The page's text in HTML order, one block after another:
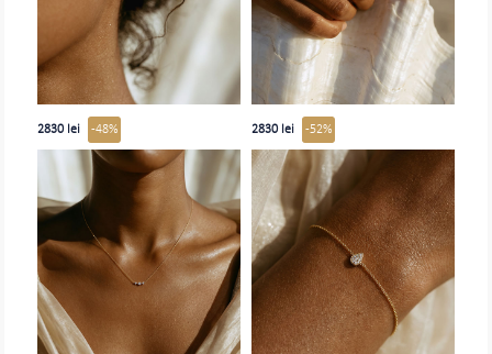
2830 lei -48% 2830 lei -52%